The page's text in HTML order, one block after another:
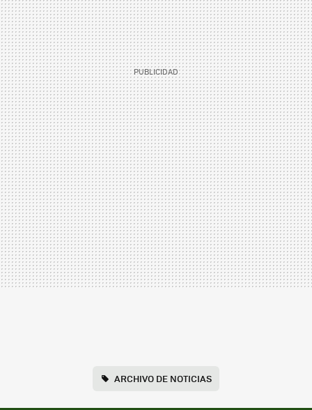
ARCHIVO DE NOTICIAS